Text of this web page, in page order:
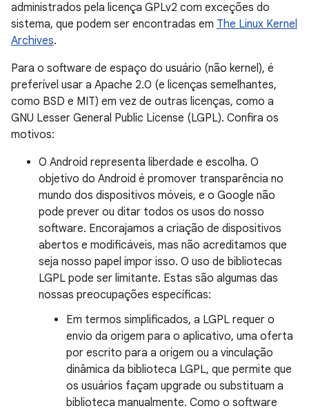
administrados pela licença GPLv2 com exceções do
sistema, que podem ser encontradas em The Linux Kernel
Archives.
Para o software de espaço do usuário (não kernel), é
preferível usar a Apache 2.0 (e licenças semelhantes,
como BSD e MIT) em vez de outras licenças, como a
GNU Lesser General Public License (LGPL). Confira os
motivos:
O Android representa liberdade e escolha. O
objetivo do Android é promover transparência no
mundo dos dispositivos móveis, e o Google não
pode prever ou ditar todos os usos do nosso
software. Encorajamos a criação de dispositivos
abertos e modificáveis, mas não acreditamos que
seja nosso papel impor isso. O uso de bibliotecas
LGPL pode ser limitante. Estas são algumas das
nossas preocupações específicas:
Em termos simplificados, a LGPL requer o
envio da origem para o aplicativo, uma oferta
por escrito para a origem ou a vinculação
dinâmica da biblioteca LGPL, que permite que
os usuários façam upgrade ou substituam a
biblioteca manualmente. Como o software